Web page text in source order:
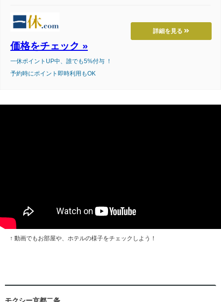
詳細を見る
価格をチェック »
一休ポイントUP中、誰でも5%付与 ！
予約時にポイント即時利用もOK
↑ 動画でもお部屋や、ホテルの様子をチェックしよう！